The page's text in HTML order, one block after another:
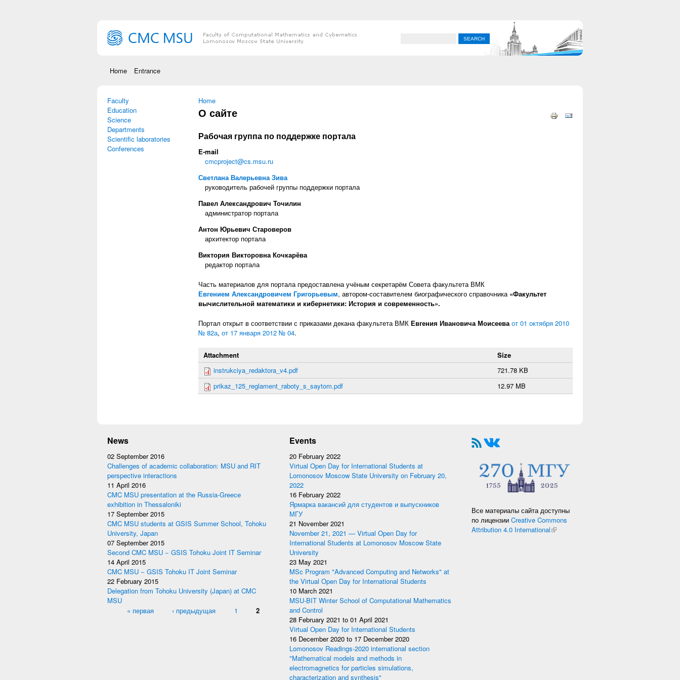
Home Entrance
Faculty
Education
Science
Departments
Scientific laboratories
Conferences
You are here
Home
О сайте
Рабочая группа по поддержке портала
E-mail
cmcproject@cs.msu.ru
Светлана Валерьевна Зива
руководитель рабочей группы поддержки портала
Павел Александрович Точилин
администратор портала
Антон Юрьевич Староверов
архитектор портала
Виктория Викторовна Кочкарёва
редактор портала
Часть материалов для портала предоставлена учёным секретарём Совета факультета ВМК
Евгением Александровичем Григорьевым, автором-составителем биографического справочника «Факультет
вычислительной математики и кибернетики: История и современность».
Портал открыт в соответствии с приказами декана факультета ВМК Евгения Ивановича Моисеева от 01 октября 2010
№ 82а, от 17 января 2012 № 04.
Attachment
Size
instrukciya_redaktora_v4.pdf
721.78 KB
prikaz_125_reglament_raboty_s_saytom.pdf
12.97 MB
News
02 September 2016
Challenges of academic collaboration: MSU and RIT
perspective interactions
11 April 2016
CMC MSU presentation at the Russia-Greece
exhibition in Thessaloniki
17 September 2015
CMC MSU students at GSIS Summer School, Tohoku
University, Japan
07 September 2015
Second CMC MSU − GSIS Tohoku Joint IT Seminar
14 April 2015
CMC MSU − GSIS Tohoku IT Joint Seminar
22 February 2015
Delegation from Tohoku University (Japan) at CMC
MSU
Pages« первая ‹ предыдущая 1 2
Events
20 February 2022
Virtual Open Day for International Students at
Lomonosov Moscow State University on February 20,
2022
16 February 2022
Ярмарка вакансий для студентов и выпускников
МГУ
21 November 2021
November 21, 2021 — Virtual Open Day for
International Students at Lomonosov Moscow State
University
23 May 2021
MSc Program "Advanced Computing and Networks" at
the Virtual Open Day for International Students
10 March 2021
MSU-BIT Winter School of Computational Mathematics
and Control
28 February 2021 to 01 April 2021
Virtual Open Day for International Students
16 December 2020 to 17 December 2020
Lomonosov Readings-2020 international section
"Mathematical models and methods in
electromagnetics for particles simulations,
characterization and synthesis"
Все материалы сайта доступны
по лицензии Creative Commons
Attribution 4.0 International(link is external)